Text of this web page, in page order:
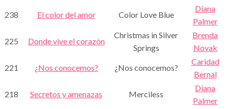
238 El color del amor Color Love Blue
Diana
Palmer
225 Donde vive el corazón
Christmas in Silver
Springs
Brenda
Novak
221 ¿Nos conocemos? ¿Nos conocemos?
Caridad
Bernal
218 Secretos y amenazas Merciless
Diana
Palmer